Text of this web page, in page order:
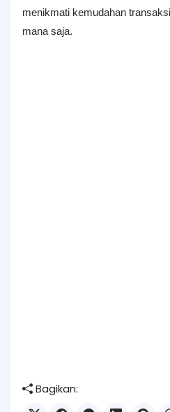
menikmati kemudahan
mana saja.
Bagikan: